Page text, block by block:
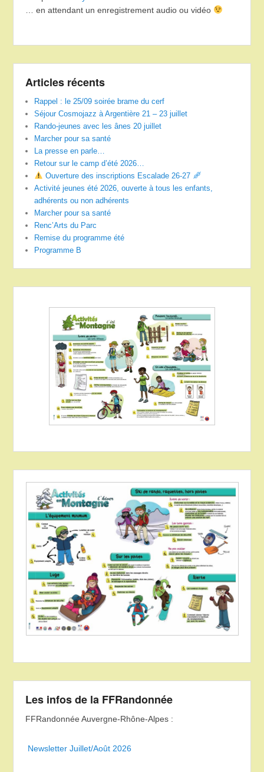
… en attendant un enregistrement audio ou vidéo
Articles récents
Rappel : le 25/09 soirée brame du cerf
Séjour Cosmojazz à Argentière 21 – 23 juillet
Rando-jeunes avec les ânes 20 juillet
Marcher pour sa santé
La presse en parle…
Retour sur le camp d’été 2026…
Ouverture des inscriptions Escalade 26-27
Activité jeunes été 2026, ouverte à tous les enfants,
adhérents ou non adhérents
Marcher pour sa santé
Renc’Arts du Parc
Remise du programme été
Programme B
Les infos de la FFRandonnée
FFRandonnée Auvergne-Rhône-Alpes :
Newsletter Juillet/Août 2026